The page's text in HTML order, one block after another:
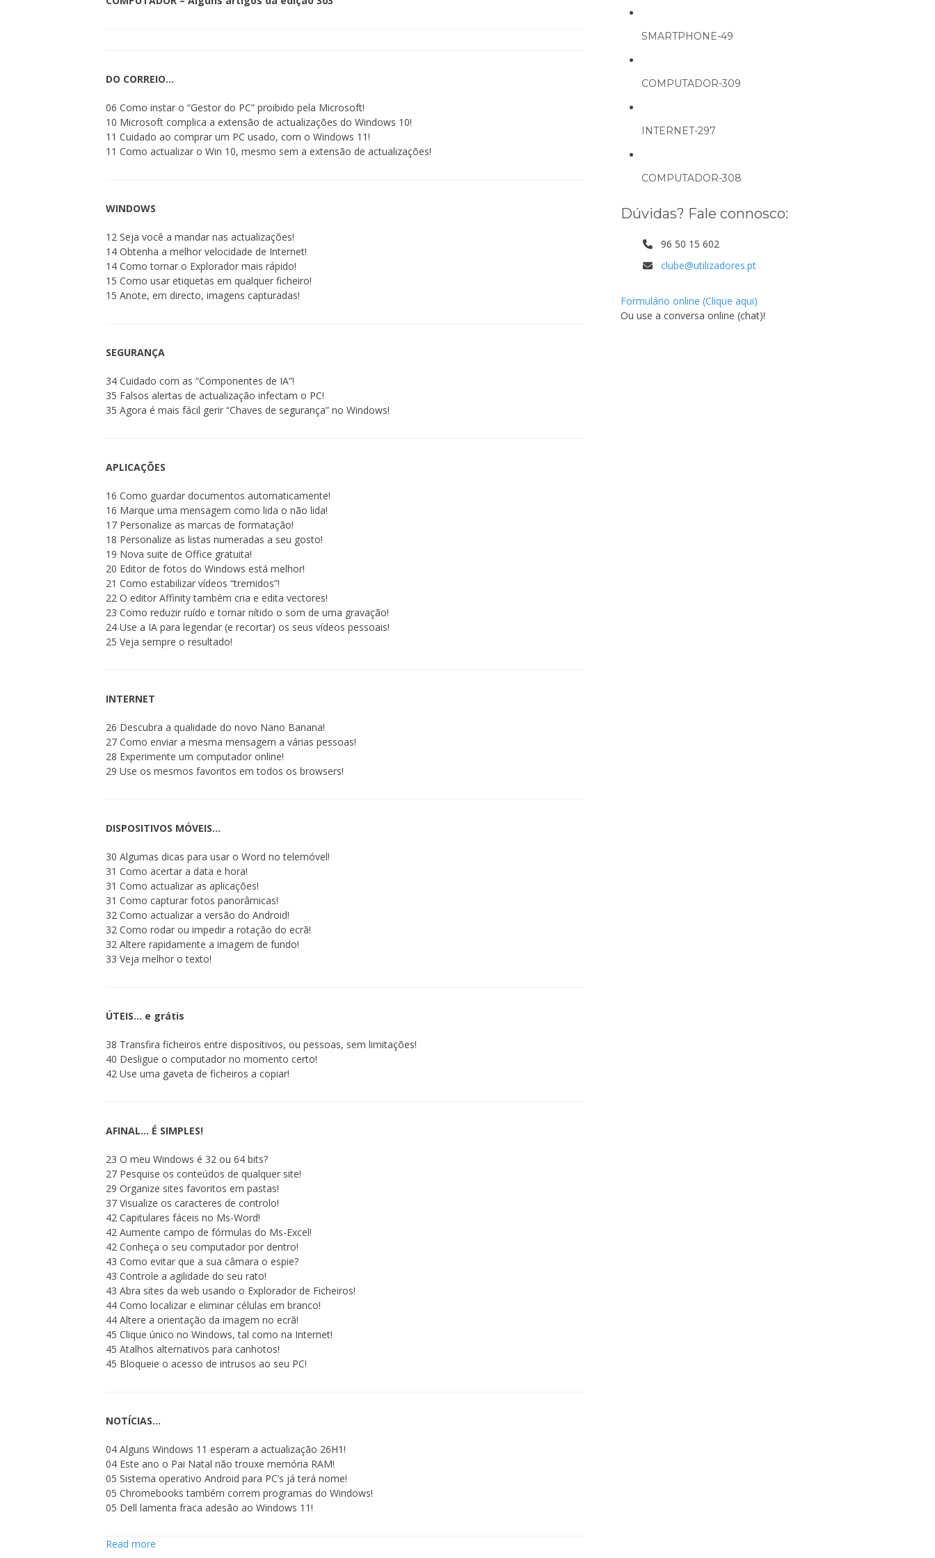
DO CORREIO…
06 Como instar o “Gestor do PC” proibido pela Microsoft!
10 Microsoft complica a extensão de actualizações do Windows 10!
11 Cuidado ao comprar um PC usado, com o Windows 11!
11 Como actualizar o Win 10, mesmo sem a extensão de actualizações!
WINDOWS
12 Seja você a mandar nas actualizações!
14 Obtenha a melhor velocidade de Internet!
14 Como tornar o Explorador mais rápido!
15 Como usar etiquetas em qualquer ficheiro!
15 Anote, em directo, imagens capturadas!
SEGURANÇA
34 Cuidado com as “Componentes de IA”!
35 Falsos alertas de actualização infectam o PC!
35 Agora é mais fácil gerir “Chaves de segurança” no Windows!
APLICAÇÕES
16 Como guardar documentos automaticamente!
16 Marque uma mensagem como lida o não lida!
17 Personalize as marcas de formatação!
18 Personalize as listas numeradas a seu gosto!
19 Nova suite de Office gratuita!
20 Editor de fotos do Windows está melhor!
21 Como estabilizar vídeos “tremidos”!
22 O editor Affinity também cria e edita vectores!
23 Como reduzir ruído e tornar nítido o som de uma gravação!
24 Use a IA para legendar (e recortar) os seus vídeos pessoais!
25 Veja sempre o resultado!
INTERNET
26 Descubra a qualidade do novo Nano Banana!
27 Como enviar a mesma mensagem a várias pessoas!
28 Experimente um computador online!
29 Use os mesmos favoritos em todos os browsers!
DISPOSITIVOS MÓVEIS…
30 Algumas dicas para usar o Word no telemóvel!
31 Como acertar a data e hora!
31 Como actualizar as aplicações!
31 Como capturar fotos panorâmicas!
32 Como actualizar a versão do Android!
32 Como rodar ou impedir a rotação do ecrã!
32 Altere rapidamente a imagem de fundo!
33 Veja melhor o texto!
ÚTEIS… e grátis
38 Transfira ficheiros entre dispositivos, ou pessoas, sem limitações!
40 Desligue o computador no momento certo!
42 Use uma gaveta de ficheiros a copiar!
AFINAL… É SIMPLES!
23 O meu Windows é 32 ou 64 bits?
27 Pesquise os conteúdos de qualquer site!
29 Organize sites favoritos em pastas!
37 Visualize os caracteres de controlo!
42 Capitulares fáceis no Ms-Word!
42 Aumente campo de fórmulas do Ms-Excel!
42 Conheça o seu computador por dentro!
43 Como evitar que a sua câmara o espie?
43 Controle a agilidade do seu rato!
43 Abra sites da web usando o Explorador de Ficheiros!
44 Como localizar e eliminar células em branco!
44 Altere a orientação da imagem no ecrã!
45 Clique único no Windows, tal como na Internet!
45 Atalhos alternativos para canhotos!
45 Bloqueie o acesso de intrusos ao seu PC!
NOTÍCIAS…
04 Alguns Windows 11 esperam a actualização 26H1!
04 Este ano o Pai Natal não trouxe memória RAM!
05 Sistema operativo Android para PC’s já terá nome!
05 Chromebooks também correm programas do Windows!
05 Dell lamenta fraca adesão ao Windows 11!
Read more
SMARTPHONE-49
COMPUTADOR-309
INTERNET-297
COMPUTADOR-308
Dúvidas? Fale connosco:
96 50 15 602
clube@utilizadores.pt
Formulário online (Clique aqui)
Ou use a conversa online (chat)!